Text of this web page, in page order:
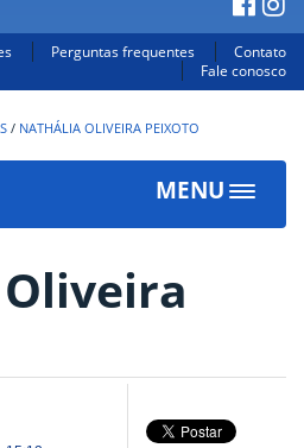
Perguntas frequentes
Contato
Fale conosco
/ NATHÁLIA OLIVEIRA PEIXOTO
MENU
Toggle